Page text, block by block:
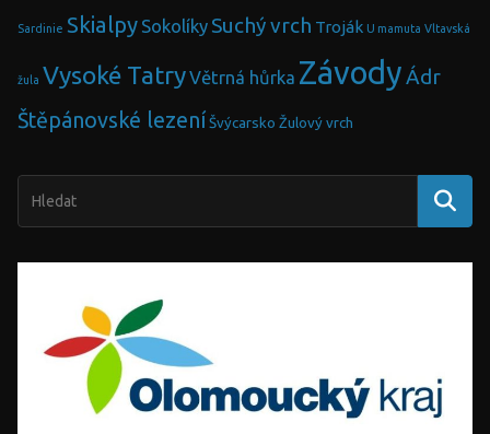
Sardinie Skialpy Sokolíky Suchý vrch Troják U mamuta Vltavská
žula Vysoké TatryVětrná hůrka ZávodyÁdr
Štěpánovské lezení Švýcarsko Žulový vrch